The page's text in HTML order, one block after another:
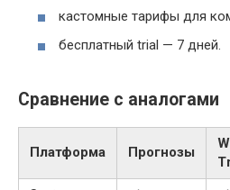
кастомные тарифы для
бесплатный trial — 7 дней.
Сравнение с аналогами
Платформа Прогнозы